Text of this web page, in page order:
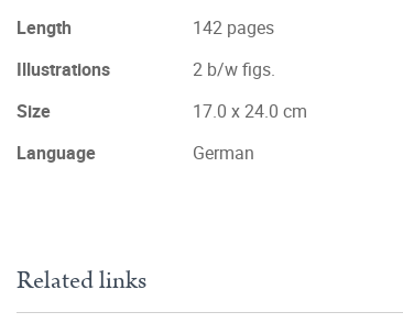
Length
142 pages
Illustrations
2 b/w figs.
Size
17.0 x 24.0 cm
Language
German
Related links